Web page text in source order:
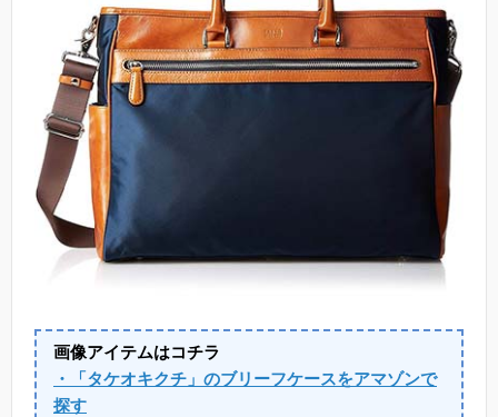
画像アイテムはコチラ
・「タケオキクチ」のブリーフケースをアマゾンで
探す